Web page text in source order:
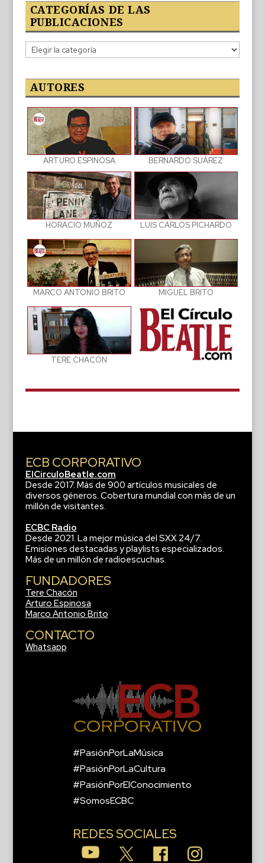
CATEGORÍAS DE LAS
PUBLICACIONES
Categorías
de
publicaciones
AUTORES
ARTURO ESPINOSA BERNARDO SUÁREZ
HORACIO MUÑOZ LUIS CARLOS PICHARDO
MARCO ANTONIO BRITO MIGUEL BRITO
TERE CHACÓN
ECB CORPORATIVO
ElCirculoBeatle.com
Desde 2017. Más de 900 artículos musicales de
diversos géneros. Cobertura mundial con más de un
millón de visitantes.
ECBC Radio
Desde 2021. La mejor música del SXX 24/7.
Emisiones destacadas y playlists especializados.
Más de un millón de radioescuchas.
FUNDADORES
Tere Chacón
Arturo Espinosa
Marco Antonio Brito
CONTACTO
Whatsapp
#PasiónPorLaMúsica
#PasiónPorLaCultura
#PasiónPorElConocimiento
#SomosECBC
REDES SOCIALES